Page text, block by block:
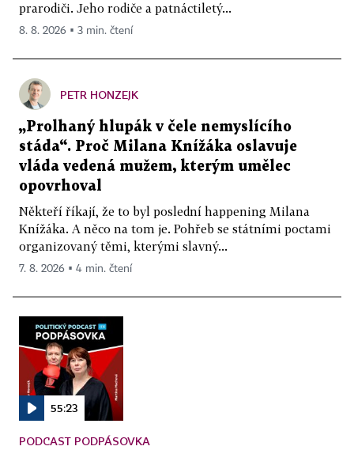
prarodiči. Jeho rodiče a patnáctiletý...
8. 8. 2026 ▪ 3 min. čtení
PETR HONZEJK
„Prolhaný hlupák v čele nemyslícího
stáda“. Proč Milana Knížáka oslavuje
vláda vedená mužem, kterým umělec
opovrhoval
Někteří říkají, že to byl poslední happening Milana
Knížáka. A něco na tom je. Pohřeb se státními poctami
organizovaný těmi, kterými slavný...
7. 8. 2026 ▪ 4 min. čtení
55:23
PODCAST PODPÁSOVKA